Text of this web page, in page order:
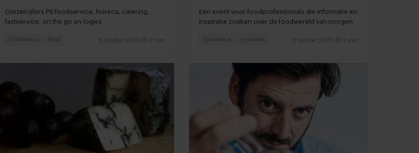
2019
Omzetcijfers P9 foodservice, horeca, catering,
fastservice, on the go en logies
5 oktober 2021 2 min
Foodservice Food
Een event voor foodprofessionals die informatie en
inspiratie zoeken over de foodwereld van morgen
5 oktober 2021 2 min
Fastservice Innovatie